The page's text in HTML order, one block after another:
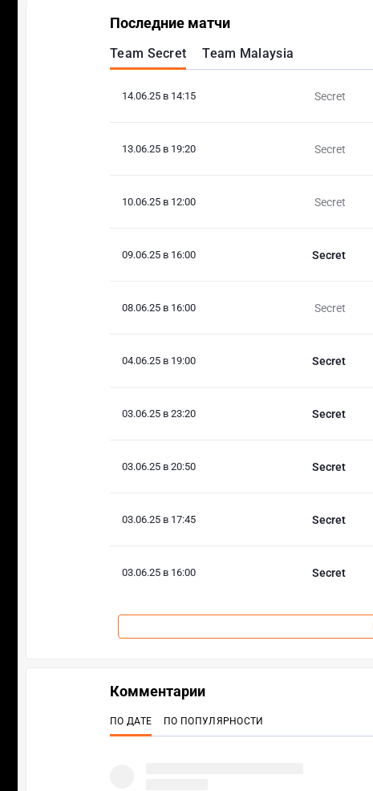
Последние матчи
Team Secret Team Malaysia
14.06.25 в 14:15 Secret
13.06.25 в 19:20 Secret
10.06.25 в 12:00 Secret
09.06.25 в 16:00 Secret
08.06.25 в 16:00 Secret
04.06.25 в 19:00 Secret
03.06.25 в 23:20 Secret
03.06.25 в 20:50 Secret
03.06.25 в 17:45 Secret
03.06.25 в 16:00 Secret
Комментарии
ПО ДАТЕ ПО ПОПУЛЯРНОСТИ